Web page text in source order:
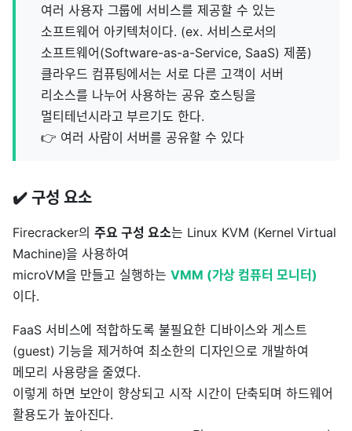
여러 사용자 그룹에 서비스를 제공할 수 있는
소프트웨어 아키텍처이다. (ex. 서비스로서의
소프트웨어(Software-as-a-Service, SaaS) 제품)
클라우드 컴퓨팅에서는 서로 다른 고객이 서버
리소스를 나누어 사용하는 공유 호스팅을
멀티테넌시라고 부르기도 한다.
👉 여러 사람이 서버를 공유할 수 있다
✔️ 구성 요소
Firecracker의주요 구성 요소는 Linux KVM (Kernel Virtual
Machine)을 사용하여
microVM을 만들고 실행하는 VMM (가상 컴퓨터 모니터)
이다.
FaaS 서비스에 적합하도록 불필요한 디바이스와 게스트
(guest) 기능을 제거하여 최소한의 디자인으로 개발하여
메모리 사용량을 줄였다.
이렇게 하면 보안이 향상되고 시작 시간이 단축되며 하드웨어
활용도가 높아진다.